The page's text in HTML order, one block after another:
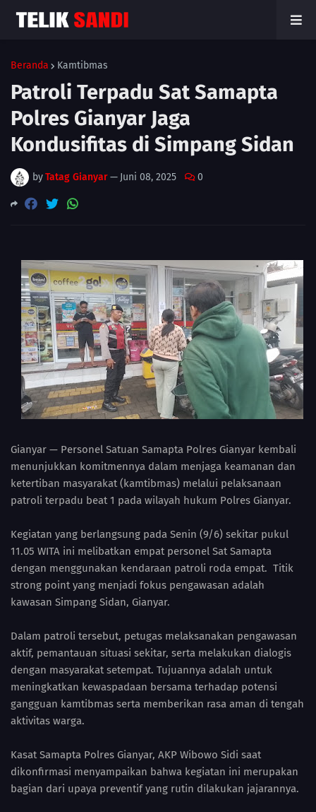
Beranda Kamtibmas
Patroli Terpadu Sat Samapta
Polres Gianyar Jaga
Kondusifitas di Simpang Sidan
byTatag Gianyar— Juni 08, 2025 0
Gianyar — Personel Satuan Samapta Polres Gianyar kembali
menunjukkan komitmennya dalam menjaga keamanan dan
ketertiban masyarakat (kamtibmas) melalui pelaksanaan
patroli terpadu beat 1 pada wilayah hukum Polres Gianyar.
Kegiatan yang berlangsung pada Senin (9/6) sekitar pukul
11.05 WITA ini melibatkan empat personel Sat Samapta
dengan menggunakan kendaraan patroli roda empat. Titik
strong point yang menjadi fokus pengawasan adalah
kawasan Simpang Sidan, Gianyar.
Dalam patroli tersebut, petugas melaksanakan pengawasan
aktif, pemantauan situasi sekitar, serta melakukan dialogis
dengan masyarakat setempat. Tujuannya adalah untuk
meningkatkan kewaspadaan bersama terhadap potensi
gangguan kamtibmas serta memberikan rasa aman di tengah
aktivitas warga.
Kasat Samapta Polres Gianyar, AKP Wibowo Sidi saat
dikonfirmasi menyampaikan bahwa kegiatan ini merupakan
bagian dari upaya preventif yang rutin dilakukan jajarannya.